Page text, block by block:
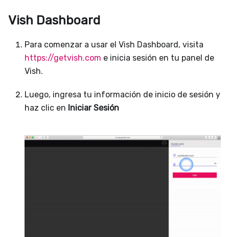
Vish Dashboard
Para comenzar a usar el Vish Dashboard, visita
https://getvish.com e inicia sesión en tu panel de
Vish.
Luego, ingresa tu información de inicio de sesión y
haz clic en Iniciar Sesión